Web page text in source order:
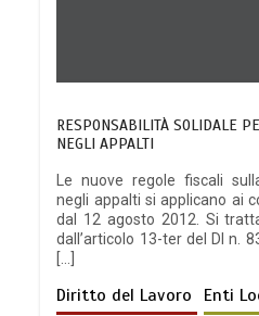
RESPONSABILITÀ SOLIDALE
NEGLI APPALTI
Le nuove regole fiscali
negli appalti si applicano ai
dal 12 agosto 2012. Si
dall’articolo 13-ter del Dl n.
Diritto del Lavoro Enti